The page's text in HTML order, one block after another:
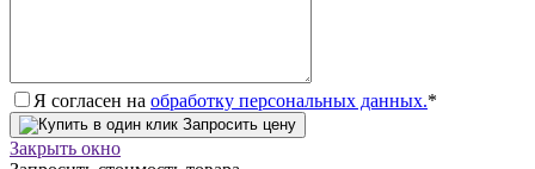
Я согласен на обработку персональных данных.*
Запросить цену
Закрыть окно